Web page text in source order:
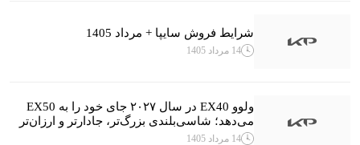
شرایط فروش سایپا + مرداد 1405
14 مرداد 1405
ولوو EX40 در سال ۲۰۲۷ جای خود را به EX50
می‌دهد؛ شاسی‌بلندی بزرگ‌تر، جادارتر و ارزان‌تر
14 مرداد 1405